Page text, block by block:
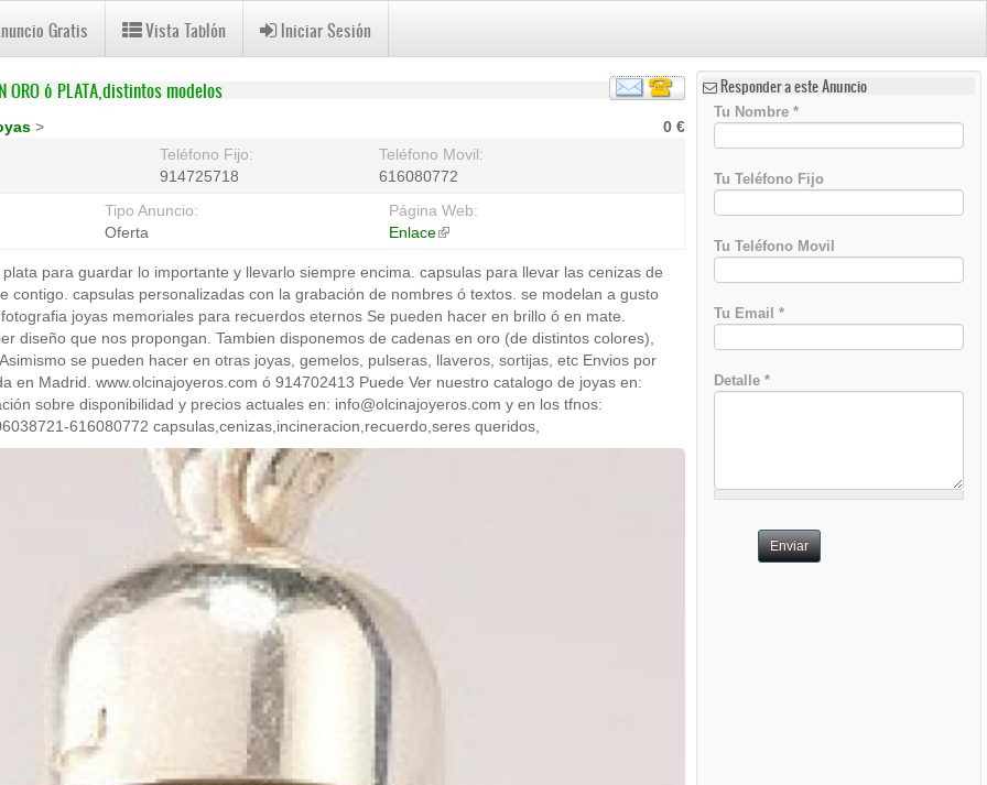
Gratis Vista Tablón Iniciar Sesión
ORO ó PLATA,distintos modelos
0 €
>
Teléfono Fijo:
914725718
Teléfono Movil:
616080772
Tipo Anuncio:
Oferta
Página Web:
Enlace(link
external)
para guardar lo importante y llevarlo siempre encima. capsulas para llevar las cenizas de
contigo. capsulas personalizadas con la grabación de nombres ó textos. se modelan a gusto
joyas memoriales para recuerdos eternos Se pueden hacer en brillo ó en mate.
diseño que nos propongan. Tambien disponemos de cadenas en oro (de distintos colores),
se pueden hacer en otras joyas, gemelos, pulseras, llaveros, sortijas, etc Envios por
en Madrid. www.olcinajoyeros.com ó 914702413 Puede Ver nuestro catalogo de joyas en:
sobre disponibilidad y precios actuales en: info@olcinajoyeros.com y en los tfnos:
616080772 capsulas,cenizas,incineracion,recuerdo,seres queridos,
Responder a este Anuncio
Tu Nombre*
Tu Teléfono Fijo
Tu Teléfono Movil
Tu Email*
Detalle*
Enviar